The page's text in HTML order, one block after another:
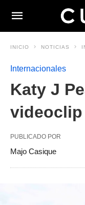
INICIO NOTICIAS
Internacionales
Katy J
videoclip
PUBLICADO POR
Majo Casique